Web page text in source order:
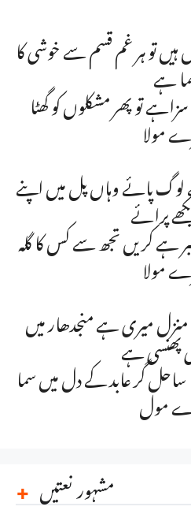
ہیں تو ہر غم قسم سے خوشی کا
ہے
تو پھر مشکلوں کو گھٹا
مولا
پائے وہاں پل میں اپنے
پرائے
ہے کریں تجھ سے کس کا گلہ
مولا
میری ہے منجدھار میں
پھنسی ہے
ساحل گر عابد کے دل میں سما
مول
مشہور نعتیں